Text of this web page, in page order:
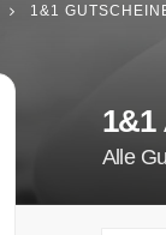
1&1
1&1
Alle